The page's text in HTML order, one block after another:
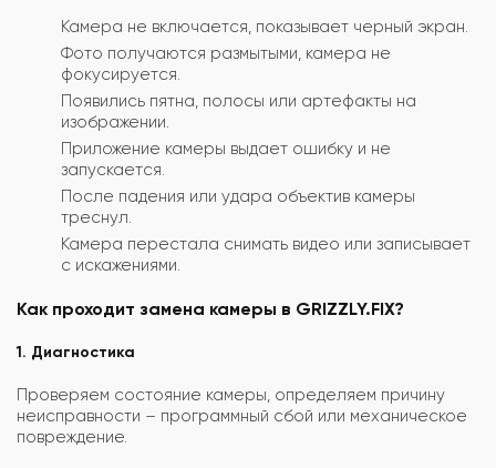
Камера не включается, показывает черный экран.
Фото получаются размытыми, камера не
фокусируется.
Появились пятна, полосы или артефакты на
изображении.
Приложение камеры выдает ошибку и не
запускается.
После падения или удара объектив камеры
треснул.
Камера перестала снимать видео или записывает
с искажениями.
Как проходит замена камеры в GRIZZLY.FIX?
1. Диагностика
Проверяем состояние камеры, определяем причину
неисправности – программный сбой или механическое
повреждение.